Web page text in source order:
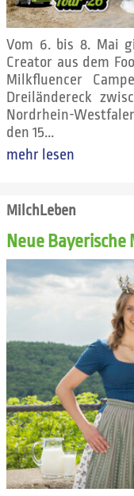
Vom 6. bis 8. Mai
Creator aus dem
Milkfluencer
Dreiländereck
Nordrhein-
den 15...
mehr lesen
Neue
MilchLeben